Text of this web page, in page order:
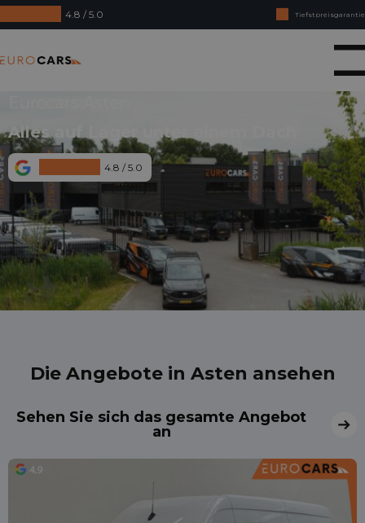
4.8 / 5.0
Online kaufen, Geld-zurück-Garantie
Finanzierungsleasing – Reibungslose Abnahme
Alles auf Lager unter einem Dach
4.8 / 5.0
Die Angebote in Asten ansehen
Sehen Sie sich das gesamte Angebot
an